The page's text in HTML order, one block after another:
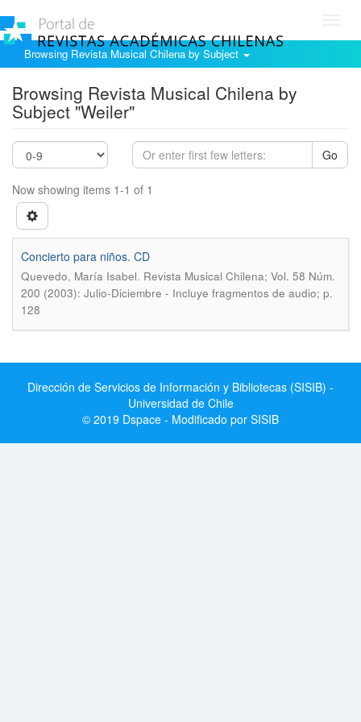
Browsing Revista Musical Chilena by Subject
Browsing Revista Musical Chilena by
Subject "Weiler"
Go
Now showing items 1-1 of 1
Concierto para niños. CD
Quevedo, María Isabel. Revista Musical Chilena; Vol. 58 Núm.
200 (2003): Julio-Diciembre - Incluye fragmentos de audio; p.
128
Dirección de Servicios de Información y Bibliotecas (SISIB) -
Universidad de Chile
© 2019 Dspace - Modificado por SISIB